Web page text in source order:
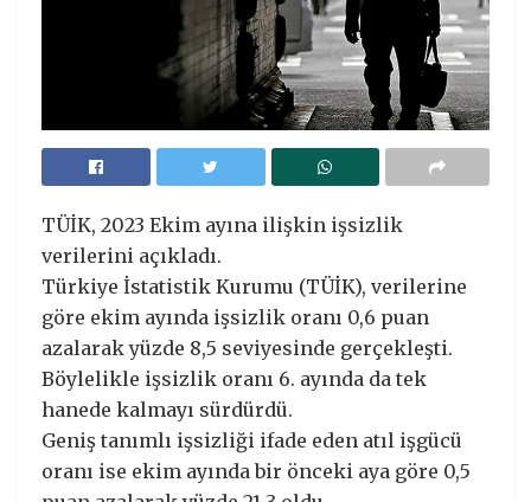
TÜİK, 2023 Ekim ayına ilişkin işsizlik
verilerini açıkladı.
Türkiye İstatistik Kurumu (TÜİK), verilerine
göre ekim ayında işsizlik oranı 0,6 puan
azalarak yüzde 8,5 seviyesinde gerçekleşti.
Böylelikle işsizlik oranı 6. ayında da tek
hanede kalmayı sürdürdü.
Geniş tanımlı işsizliği ifade eden atıl işgücü
oranı ise ekim ayında bir önceki aya göre 0,5